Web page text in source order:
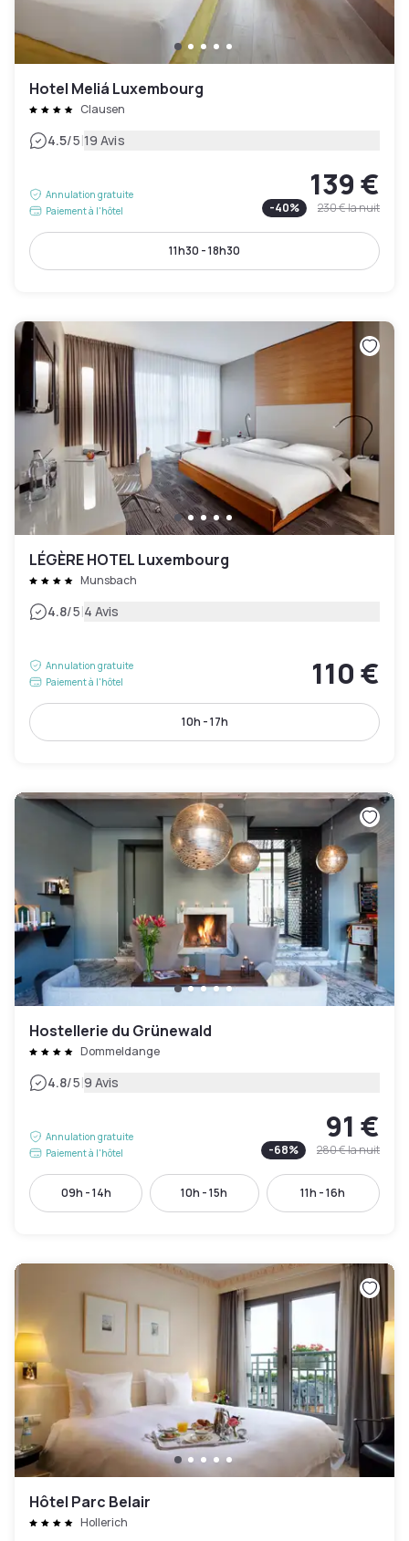
Hotel Meliá Luxembourg
Clausen
4.5/5|19 Avis
Annulation gratuite
Paiement à l'hôtel
139 €
-40% 230 €la nuit
11h30 - 18h30
LÉGÈRE HOTEL Luxembourg
Munsbach
4.8/5|4 Avis
Annulation gratuite
Paiement à l'hôtel
110 €
10h - 17h
Hostellerie du Grünewald
Dommeldange
4.8/5|9 Avis
Annulation gratuite
Paiement à l'hôtel
91 €
-68% 280 €la nuit
09h - 14h 10h - 15h 11h - 16h
Hôtel Parc Belair
Hollerich